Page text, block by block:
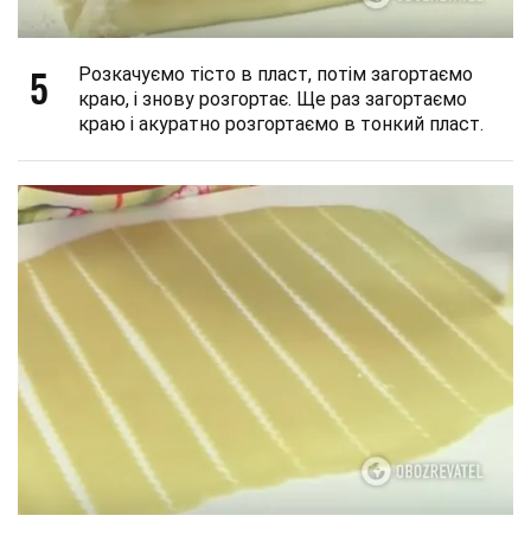
5
Розкачуємо тісто в пласт, потім загортаємо
краю, і знову розгортає. Ще раз загортаємо
краю і акуратно розгортаємо в тонкий пласт.